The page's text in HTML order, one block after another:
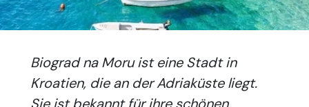
Biograd na Moru ist eine Stadt in
Kroatien, die an der Adriaküste liegt.